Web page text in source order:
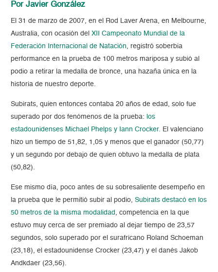
Por Javier González
El 31 de marzo de 2007, en el Rod Laver Arena, en Melbourne,
Australia, con ocasión delXII Campeonato Mundial de la
Federación Internacional de Natación, registró soberbia
performance en la prueba de 100 metros mariposa y subió al
podio a retirar la medalla de bronce, una hazaña única en la
historia de nuestro deporte.
Subirats, quien entonces contaba 20 años de edad, solo fue
superado por dos fenómenos de la prueba: los
estadounidenses Michael Phelps y Iann Crocker. El valenciano
hizo un tiempo de 51,82, 1,05 y menos que el ganador (50,77)
y un segundo por debajo de quien obtuvo la medalla de plata
(50,82).
Ese mismo día, poco antes de su sobresaliente desempeño en
la prueba que le permitió subir al podio,Subirats destacó en los
50 metros de la misma modalidad , competencia en la que
estuvo muy cerca de ser premiado al dejar tiempo de 23,57
segundos, solo superado por el surafricano Roland Schoeman
(23,18), el estadounidense Crocker (23,47) y el danés Jakob
Andkdaer (23,56).